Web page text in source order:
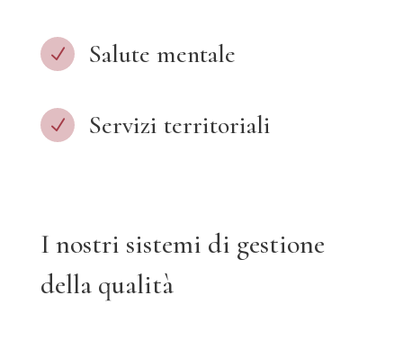
N Salute mentale
N Servizi territoriali
I nostri sistemi di gestione
della qualità